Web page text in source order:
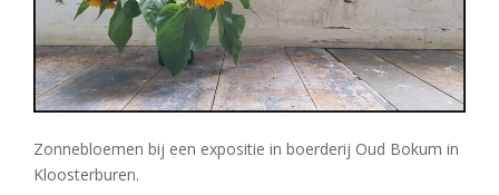
Zonnebloemen bij een expositie in boerderij Oud Bokum in
Kloosterburen.